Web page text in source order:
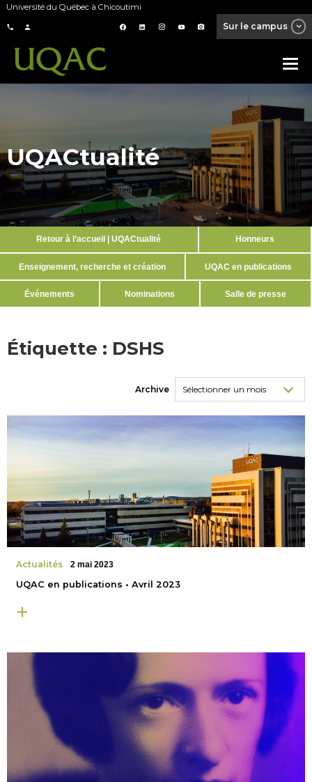
Université du Québec à Chicoutimi
Sur le campus
UQACtualité
Retour à l’accueil | UQACtualité Honneurs
Enseignement, recherche et création UQAC en publications
Événements Nominations Salle de presse
Étiquette : DSHS
Archive
Actualités 2 mai 2023
UQAC en publications • Avril 2023